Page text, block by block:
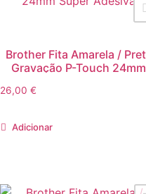
Brother Fita Amarela /
Gravação P-Touch 24mm
26,00 €
Adicionar